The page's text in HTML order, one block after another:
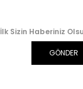
Sizin Haberiniz
GÖNDER